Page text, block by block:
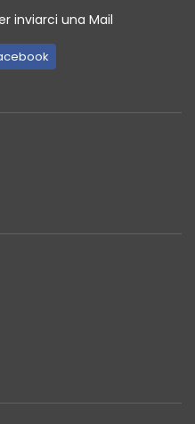
inviarci una Mail